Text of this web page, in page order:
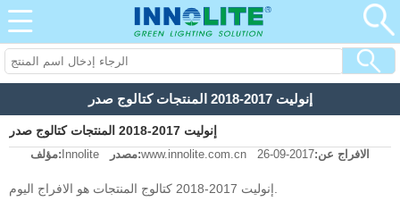
إنوليت 2017-2018 المنتجات كتالوج صدر
إنوليت 2017-2018 المنتجات كتالوج صدر
مؤلف: Innolite مصدر:www.innolite.com.cn الافراج عن:2017-09-26